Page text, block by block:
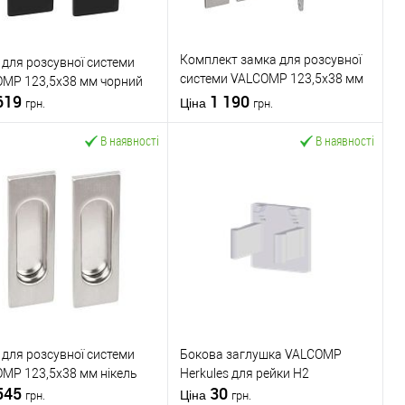
1В наявності
Статус (гурт)
1В наявності
розсувної системи
123,5x38 мм чорний
грн.
У кошик
Купити в 1 клік
У обране
розсувної
системи
Комплект замка для розсувної
системи VALCOMP 123,5x38 мм
WC нікель
Ціна 1 190 грн.
Купити в 1 клік
У обране
Кольоровий
відтінок
срібло / матове
срібло / сірий
Статус (гурт)
В наявності
розсувної системи
123,5x38 мм нікель
грн.
В наявності
Бокова заглушка VALCOMP
Herkules для рейки Н2
Ціна 30 грн.